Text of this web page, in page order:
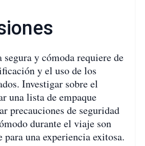
y cómoda requiere de
y el uso de los
Investigar sobre el
una lista de empaque
precauciones de seguridad
durante el viaje son
para una experiencia exitosa.